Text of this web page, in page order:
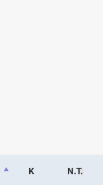
Κ Ν.Τ.